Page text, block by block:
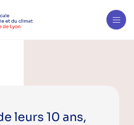
leurs 10 ans,